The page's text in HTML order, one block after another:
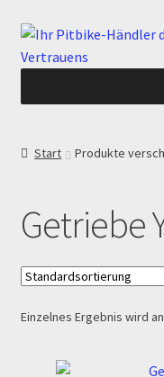
Zur
Navigation
Zum
Inhalt
Checkout
Datenschutzerklärung
Devolución
Echtheit von
Start Produkte
Getriebe
Einzelnes Ergebnis wird